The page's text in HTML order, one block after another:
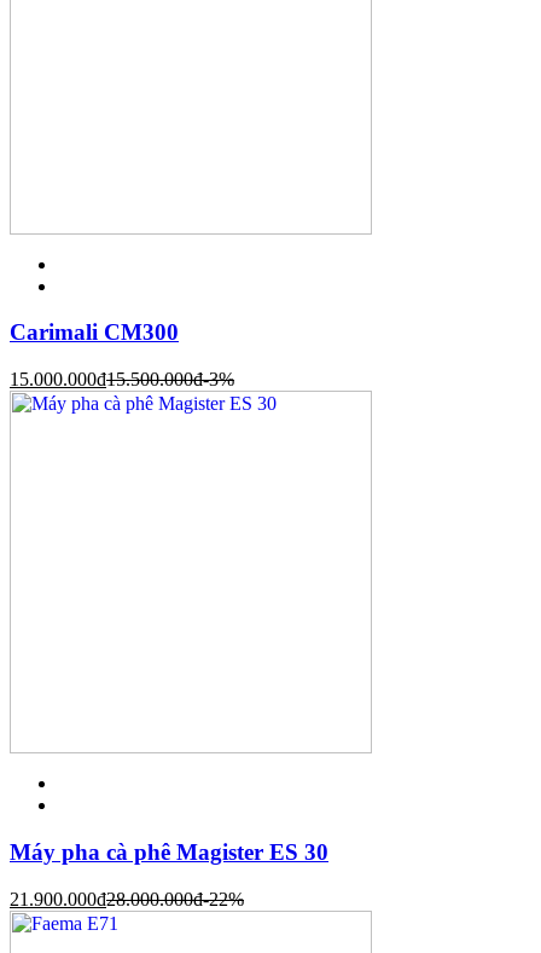
Carimali CM300
15.000.000đ15.500.000đ-3%
Máy pha cà phê Magister ES 30
21.900.000đ28.000.000đ-22%